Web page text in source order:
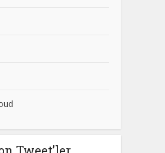
Tweet’ler